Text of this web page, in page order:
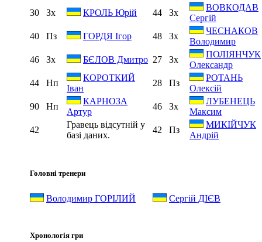
30
Зх КРОЛЬ Юрій 44 Зх
ВОВКОДАВ
Сергій
40
Пз ГОРДЯ Ігор 48 Зх
ЧЕСНАКОВ
Володимир
46
Зх БЄЛОВ Дмитро 27 Зх
ПОЛІЯНЧУК
Олександр
44
Нп
КОРОТКИЙ
Іван
28 Пз
РОТАНЬ
Олексій
90
Нп
КАРНОЗА
Артур
46 Зх
ЛУБЕНЕЦЬ
Максим
42
Гравець відсутній у
базі даних.
42 Пз
МИКІЙЧУК
Андрій
Головні тренери
Володимир ГОРІЛИЙ Сергій ДІЄВ
Хронологія гри